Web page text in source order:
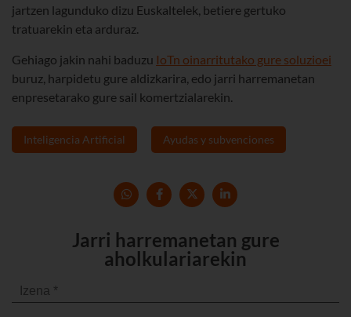
jartzen lagunduko dizu Euskaltelek, betiere gertuko
tratuarekin eta arduraz.
Gehiago jakin nahi baduzu IoTn oinarritutako gure soluzioei
buruz, harpidetu gure aldizkarira, edo jarri harremanetan
enpresetarako gure sail komertzialarekin.
Inteligencia Artificial Ayudas y subvenciones
Jarri harremanetan gure
aholkulariarekin